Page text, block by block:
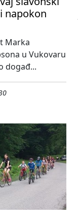
napokon
Marka
u Vukovaru
događ...